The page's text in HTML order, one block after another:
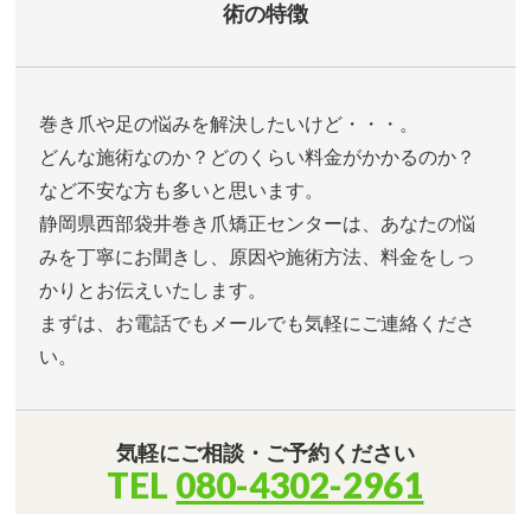
術の特徴
巻き爪や足の悩みを解決したいけど・・・。
どんな施術なのか？どのくらい料金がかかるのか？
など不安な方も多いと思います。
静岡県西部袋井巻き爪矯正センターは、あなたの悩
みを丁寧にお聞きし、原因や施術方法、料金をしっ
かりとお伝えいたします。
まずは、お電話でもメールでも気軽にご連絡くださ
い。
気軽にご相談・ご予約ください
TEL 080-4302-2961